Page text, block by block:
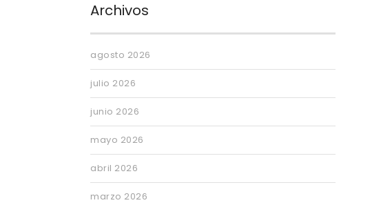
Archivos
agosto 2026
julio 2026
junio 2026
mayo 2026
abril 2026
marzo 2026